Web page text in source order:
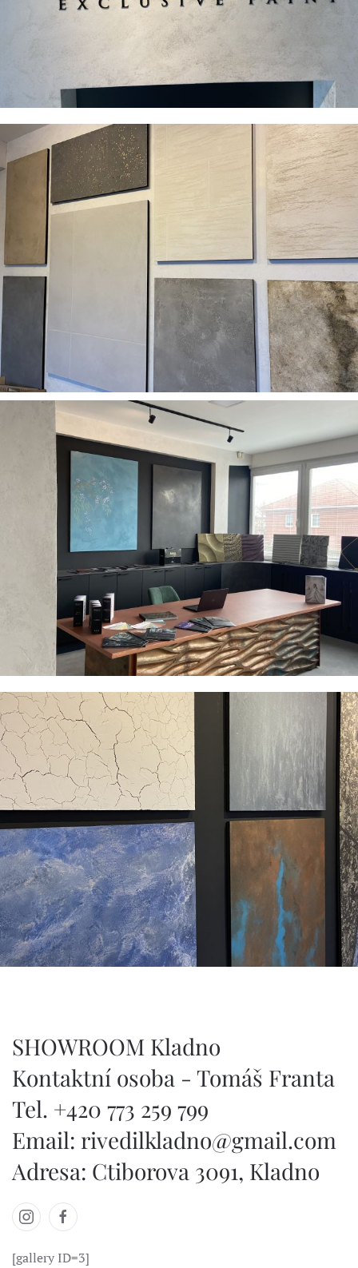
SHOWROOM Kladno
Kontaktní osoba - Tomáš Franta
Tel. +420 773 259 799
Email: rivedilkladno@gmail.com
Adresa: Ctiborova 3091, Kladno
[gallery ID=3]